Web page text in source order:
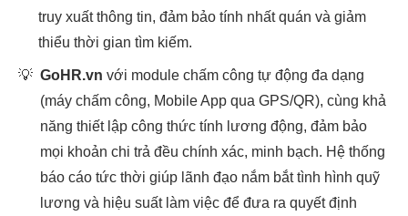
truy xuất thông tin, đảm bảo tính nhất quán và giảm
thiểu thời gian tìm kiếm.
💡 GoHR.vn với module chấm công tự động đa dạng
(máy chấm công, Mobile App qua GPS/QR), cùng khả
năng thiết lập công thức tính lương động, đảm bảo
mọi khoản chi trả đều chính xác, minh bạch. Hệ thống
báo cáo tức thời giúp lãnh đạo nắm bắt tình hình quỹ
lương và hiệu suất làm việc để đưa ra quyết định